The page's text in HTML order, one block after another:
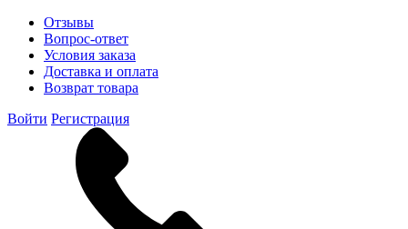
Отзывы
Вопрос-ответ
Условия заказа
Доставка и оплата
Возврат товара
Войти Регистрация